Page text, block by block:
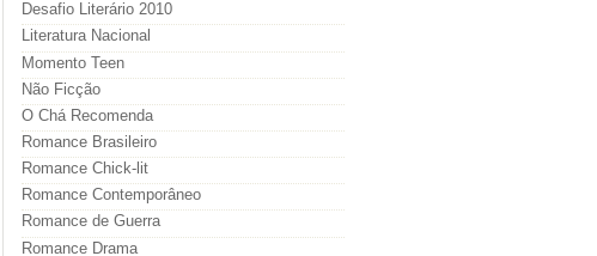
Desafio Literário 2010
Literatura Nacional
Momento Teen
Não Ficção
O Chá Recomenda
Romance Brasileiro
Romance Chick-lit
Romance Contemporâneo
Romance de Guerra
Romance Drama